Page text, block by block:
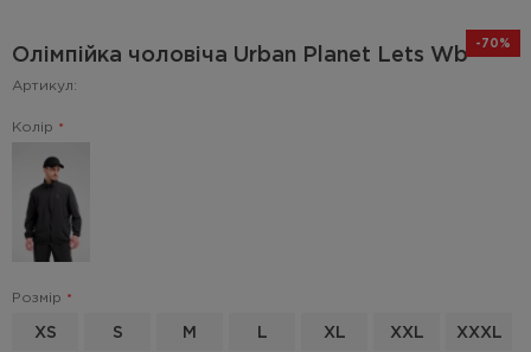
-70%
Олімпійка чоловіча Urban Planet Lets Wb
Артикул:
Колір
Розмір
XS S M L XL XXL XXXL